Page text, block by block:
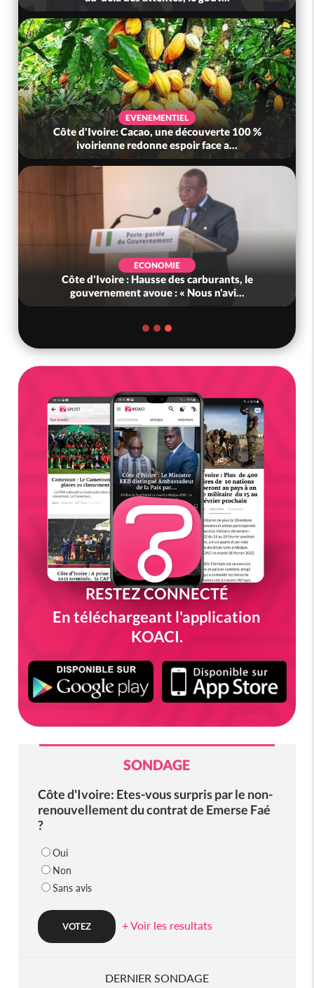
EVENEMENTIEL
Côte d'Ivoire: Cacao, une découverte 100 %
ivoirienne redonne espoir face a...
ECONOMIE
Côte d'Ivoire : Hausse des carburants, le
gouvernement avoue : « Nous n'avi...
RESTEZ CONNECTÉ
En téléchargeant l'application
KOACI.
SONDAGE
Côte d'Ivoire: Etes-vous surpris par le non-
renouvellement du contrat de Emerse Faé
?
Oui
Non
Sans avis
+ Voir les resultats
DERNIER SONDAGE